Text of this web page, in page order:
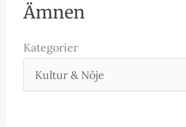
Ämnen
Kategorier